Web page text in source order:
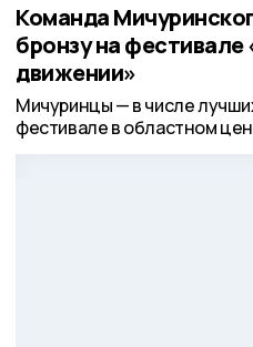
Команда
бронзу на
движении»
Мичуринцы — в числе
фестивале в областном